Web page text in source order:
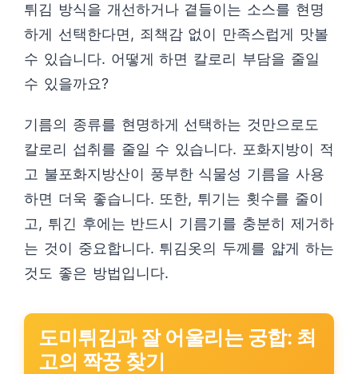
튀김 방식을 개선하거나 곁들이는 소스를 현명
하게 선택한다면, 죄책감 없이 만족스럽게 맛볼
수 있습니다. 어떻게 하면 칼로리 부담을 줄일
수 있을까요?
기름의 종류를 현명하게 선택하는 것만으로도
칼로리 섭취를 줄일 수 있습니다. 포화지방이 적
고 불포화지방산이 풍부한 식물성 기름을 사용
하면 더욱 좋습니다. 또한, 튀기는 횟수를 줄이
고, 튀긴 후에는 반드시 기름기를 충분히 제거하
는 것이 중요합니다. 튀김옷의 두께를 얇게 하는
것도 좋은 방법입니다.
도미튀김과 잘 어울리는 궁합: 최
고의 짝꿍 찾기